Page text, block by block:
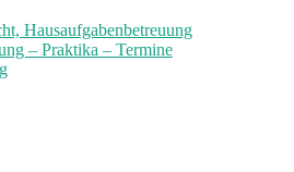
Hausaufgabenbetreuung
– Praktika – Termine